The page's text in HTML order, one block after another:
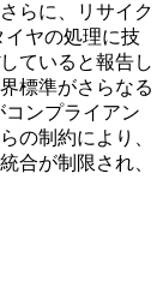
らに、リサイク
イヤの処理に技
ていると報告し
標準がさらなる
コンプライアン
の制約により、
合が制限され、